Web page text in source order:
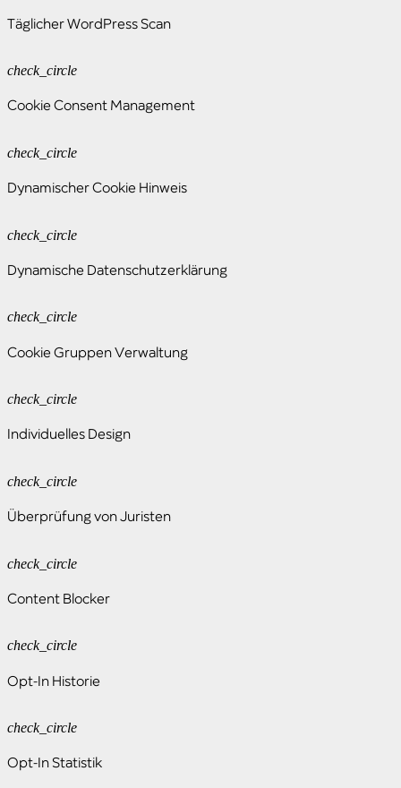
Täglicher WordPress Scan
check_circle
Cookie Consent Management
check_circle
Dynamischer Cookie Hinweis
check_circle
Dynamische Datenschutzerklärung
check_circle
Cookie Gruppen Verwaltung
check_circle
Individuelles Design
check_circle
Überprüfung von Juristen
check_circle
Content Blocker
check_circle
Opt-In Historie
check_circle
Opt-In Statistik